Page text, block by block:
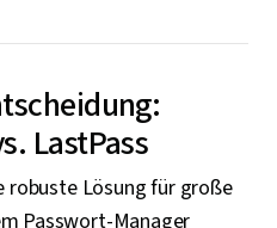
LastPass
robuste Lösung für große
Passwort-Manager